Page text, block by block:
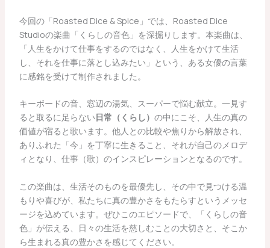
今回の「Roasted Dice & Spice」では、Roasted Dice
Studioの楽曲「くらしの音色」を深掘りします。本楽曲は、
「人生をかけて仕事をするのではなく、人生をかけて生活
し、それを仕事に落とし込みたい」という、ある女優の言葉
に感銘を受けて制作されました。
キーボードの音、窓辺の湯気、スーパーで悩む献立。一見す
ると取るに足らない日常（くらし） の中にこそ、人生の真の
価値が宿ると歌います。他人との比較や焦りから解放され、
ありふれた「今」を丁寧に生きること、それが自己のメロデ
ィとなり、仕事（歌）のインスピレーションとなるのです。
この楽曲は、生活そのものを最優先し、その中で見つける温
もりや喜びが、私たちに真の豊かさをもたらすというメッセ
ージを込めています。ぜひこのエピソードで、「くらしの音
色」が伝える、日々の生活を慈しむことの大切さと、そこか
ら生まれる真の豊かさを感じてください。